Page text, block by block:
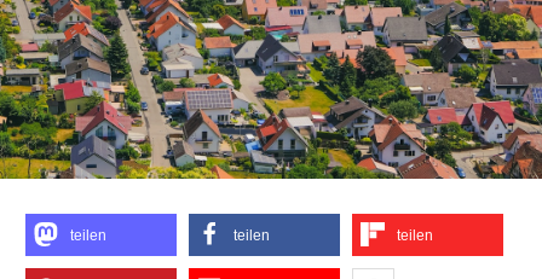
teilen teilen teilen